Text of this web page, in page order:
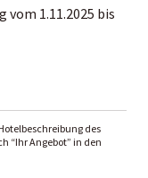
1.11.2025 bis
des
“Ihr Angebot” in den